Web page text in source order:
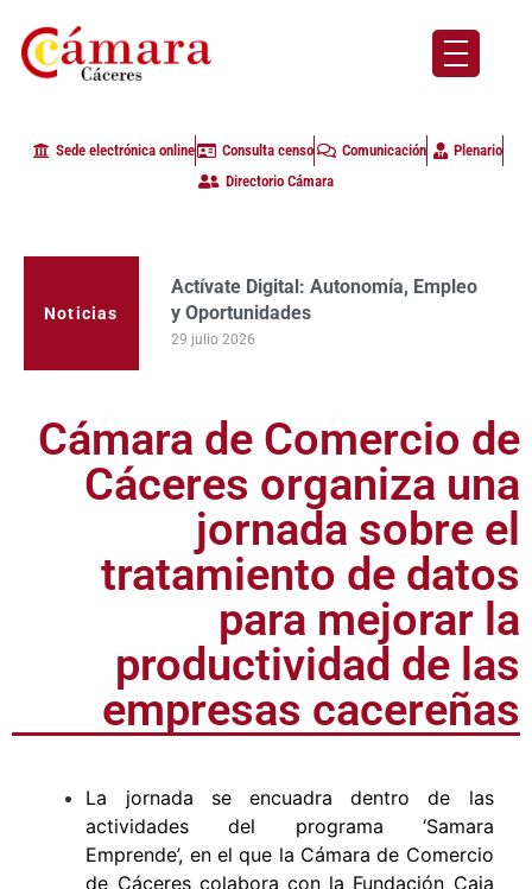
Sede electrónica online Consulta censo Comunicación
Plenario
Directorio Cámara
Noticias
Actívate Digital: Autonomía, Empleo
y Oportunidades
29 julio 2026
La Cámara de Comercio de Cáceres
clausura con alta participación de
empresas en la primera edición del
23 julio 2026
Cámara de Comercio de
Cáceres organiza una
jornada sobre el
tratamiento de datos
para mejorar la
productividad de las
empresas cacereñas
La jornada se encuadra dentro de las
actividades del programa ‘Samara
Emprende’, en el que la Cámara de Comercio
de Cáceres colabora con la Fundación Caja